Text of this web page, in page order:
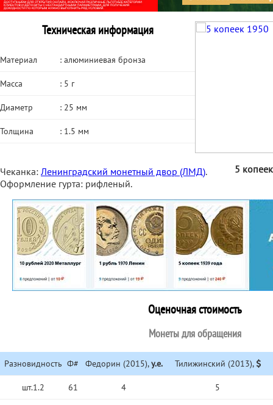
Техническая информация
Материал : алюминиевая бронза
Масса : 5 г
Диаметр : 25 мм
Толщина : 1.5 мм
5
Чеканка: Ленинградский монетный двор (ЛМД).
Оформление гурта: рифленый.
Оценочная стоимость
Монеты для обращения
Разновидность Ф# Федорин (2015),у.е. Тилижинский (2013),
шт.1.2 61 4 5